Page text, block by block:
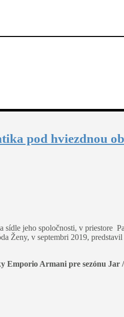
pod hviezdnou
jeho spoločnosti, v priestore
Ženy, v septembri 2019,
Emporio Armani pre sezónu Jar